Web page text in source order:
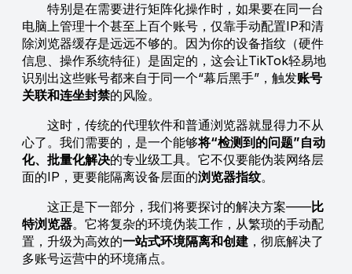
特别是在需要进行矩阵化操作时，如果要在同一台
电脑上管理十个甚至上百个账号，仅靠手动配置IP和清
除浏览器缓存是远远不够的。因为你的设备指纹（硬件
信息、操作系统特征）是固定的，这会让TikTok轻易地
识别出这些账号都来自于同一个“幕后黑手”，触发账号
关联和连坐封禁的风险。
这时，传统的代理软件和普通浏览器就显得力不从
心了。我们需要的，是一个能够将“检测到的问题”自动
化、批量化解决的专业级工具。它不仅要能伪装网络层
面的IP，更要能隔离设备层面的浏览器指纹。
这正是下一部分，我们将要探讨的解决方案——比
特浏览器。它将复杂的环境伪装工作，从繁琐的手动配
置，升级为高效的一站式环境隔离和创建 ，彻底解决了
多账号运营中的环境痛点。